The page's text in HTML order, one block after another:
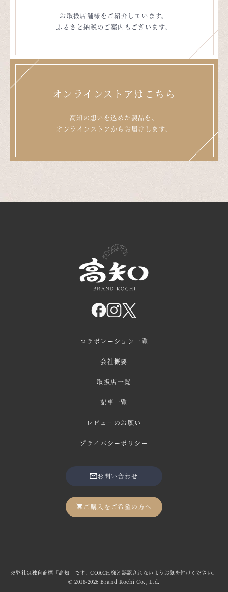
お取扱店舗様をご紹介しています。
ふるさと納税のご案内もございます。
オンラインストアはこちら
高知の想いを込めた製品を、
オンラインストアからお届けします。
コラボレーション一覧
会社概要
取扱店一覧
記事一覧
レビューのお願い
プライバシーポリシー
お問い合わせ
ご購入をご希望の方へ
※弊社は独自商標「高知」です。COACH様と誤認されないようお気を付けください。
© 2018-2026 Brand Kochi Co., Ltd.